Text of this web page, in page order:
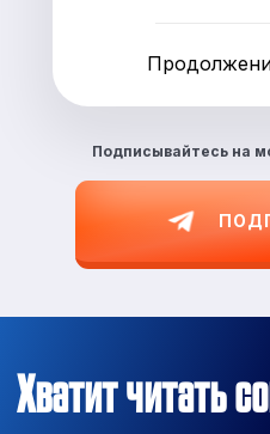
Подписывайтесь на
Хватит читать